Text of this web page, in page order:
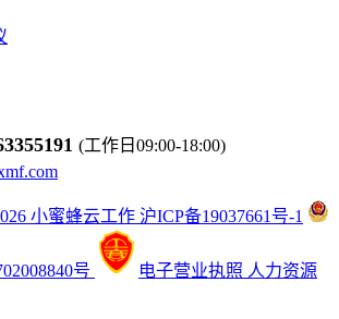
(工作日09:00-18:00)
小蜜蜂云工作 沪ICP备19037661号-1
号 电子营业执照 人力资源